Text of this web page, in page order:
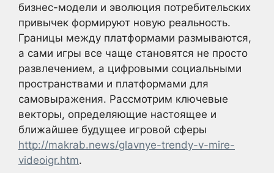
бизнес-модели и эволюция потребительских
привычек формируют новую реальность.
Границы между платформами размываются,
а сами игры все чаще становятся не просто
развлечением, а цифровыми социальными
пространствами и платформами для
самовыражения. Рассмотрим ключевые
векторы, определяющие настоящее и
ближайшее будущее игровой сферы
http://makrab.news/glavnye-trendy-v-mire-
videoigr.htm.